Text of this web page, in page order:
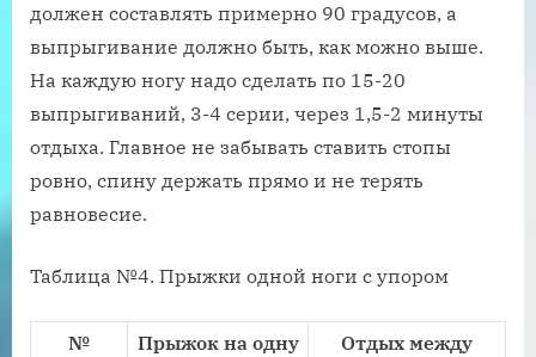
должен составлять примерно 90 градусов, а
выпрыгивание должно быть, как можно выше.
На каждую ногу надо сделать по 15-20
выпрыгиваний, 3-4 серии, через 1,5-2 минуты
отдыха. Главное не забывать ставить стопы
ровно, спину держать прямо и не терять
равновесие.
Таблица №4. Прыжки одной ноги с упором
№
Прыжок на одну
Отдых между